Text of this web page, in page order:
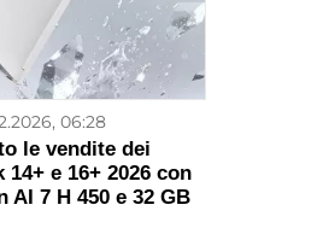
06:28
le vendite dei
e 16+ 2026 con
AI 7 H 450 e 32 GB